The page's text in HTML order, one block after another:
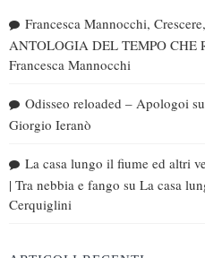
Francesca Mannocchi,
ANTOLOGIA DEL TEMPO CHE
Francesca Mannocchi
Odisseo reloaded – Apologoi su
Giorgio Ieranò
La casa lungo il fiume ed altri
| Tra nebbia e fango su La casa
Cerquiglini